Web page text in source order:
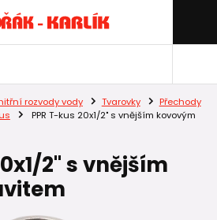
rozvody vody Tvarovky
Přechody
PPR T-kus 20x1/2" s vnějším kovovým
2" s vnějším